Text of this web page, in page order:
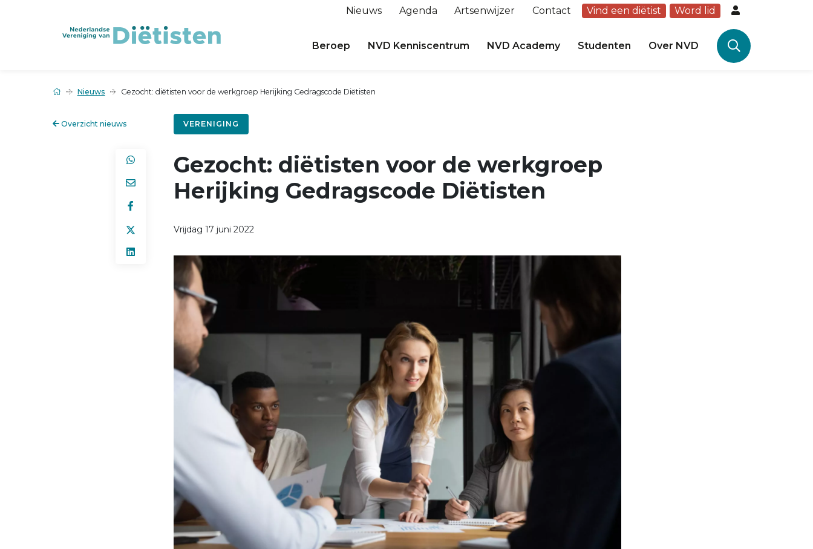
Nieuws Agenda Artsenwijzer Contact Vind een diëtist Word lid
Beroep NVD Kenniscentrum NVD Academy Studenten Over NVD
Nieuws Gezocht: diëtisten voor de werkgroep Herijking Gedragscode Diëtisten
Overzicht nieuws VERENIGING
Gezocht: diëtisten voor de werkgroep
Herijking Gedragscode Diëtisten
Vrijdag 17 juni 2022